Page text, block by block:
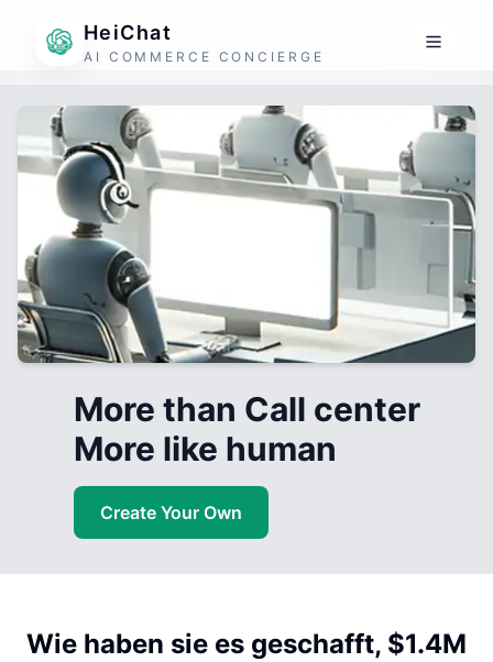
HeiChat
AI COMMERCE CONCIERGE
More than Call center
More like human
Create Your Own
Wie haben sie es geschafft, $1.4M